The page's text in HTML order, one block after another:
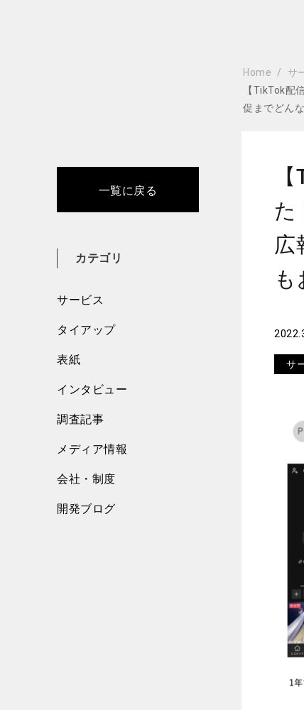
Home
サ
【TikTok配
促までどん
一覧に戻る
カテゴリ
サービス
タイアップ
表紙
インタビュー
調査記事
メディア情報
会社・制度
開発ブログ
た
広
も
サ